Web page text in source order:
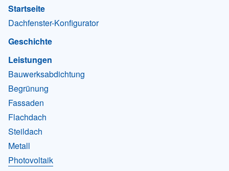
Startseite
Dachfenster-Konfigurator
Geschichte
Leistungen
Bauwerksabdichtung
Begrünung
Fassaden
Flachdach
Steildach
Metall
Photovoltaik